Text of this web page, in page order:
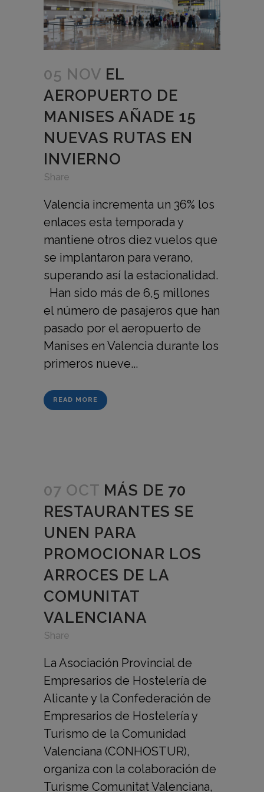
05 NOV EL
AEROPUERTO DE
MANISES AÑADE 15
NUEVAS RUTAS EN
INVIERNO
Share
Valencia incrementa un 36% los
enlaces esta temporada y
mantiene otros diez vuelos que
se implantaron para verano,
superando así la estacionalidad.
Han sido más de 6,5 millones
el número de pasajeros que han
pasado por el aeropuerto de
Manises en Valencia durante los
primeros nueve...
READ MORE
07 OCT MÁS DE 70
RESTAURANTES SE
UNEN PARA
PROMOCIONAR LOS
ARROCES DE LA
COMUNITAT
VALENCIANA
Share
La Asociación Provincial de
Empresarios de Hostelería de
Alicante y la Confederación de
Empresarios de Hostelería y
Turismo de la Comunidad
Valenciana (CONHOSTUR),
organiza con la colaboración de
Turisme Comunitat Valenciana,